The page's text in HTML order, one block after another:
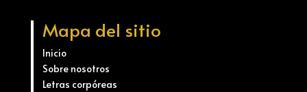
Mapa del sitio
Inicio
Sobre nosotros
Letras corpóreas